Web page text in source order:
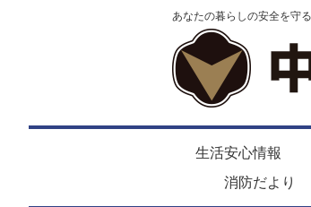
あなたの暮らしの安全を守る
生活安心情報
消防だより